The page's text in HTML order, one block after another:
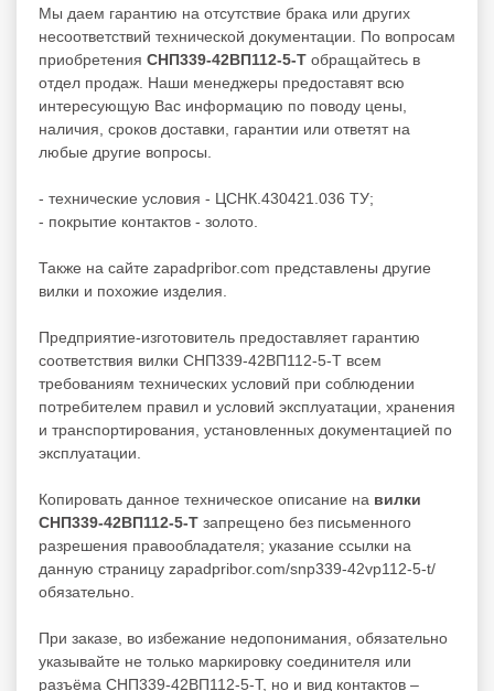
Мы даем гарантию на отсутствие брака или других
несоответствий технической документации. По вопросам
приобретения СНП339-42ВП112-5-Т обращайтесь в
отдел продаж. Наши менеджеры предоставят всю
интересующую Вас информацию по поводу цены,
наличия, сроков доставки, гарантии или ответят на
любые другие вопросы.
- технические условия - ЦСНК.430421.036 ТУ;
- покрытие контактов - золото.
Также на сайте zapadpribor.com представлены другие
вилки и похожие изделия.
Предприятие-изготовитель предоставляет гарантию
соответствия вилки СНП339-42ВП112-5-Т всем
требованиям технических условий при соблюдении
потребителем правил и условий эксплуатации, хранения
и транспортирования, установленных документацией по
эксплуатации.
Копировать данное техническое описание на вилки
СНП339-42ВП112-5-Т запрещено без письменного
разрешения правообладателя; указание ссылки на
данную страницу zapadpribor.com/snp339-42vp112-5-t/
обязательно.
При заказе, во избежание недопонимания, обязательно
указывайте не только маркировку соединителя или
разъёма СНП339-42ВП112-5-Т, но и вид контактов –